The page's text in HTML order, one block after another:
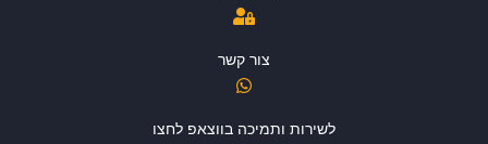
צור קשר
לשירות ותמיכה בווצאפ לחצו